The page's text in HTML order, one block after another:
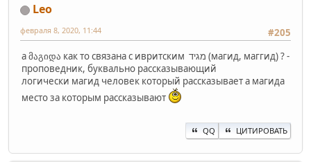
Leo
#205
февраля 8, 2020, 11:44
а მაგიდა как то связана с ивритским מגיד (магид, маггид) ? -
проповедник, буквально рассказывающий
логически магид человек который рассказывает а магида
место за которым рассказывают
QQ ЦИТИРОВАТЬ